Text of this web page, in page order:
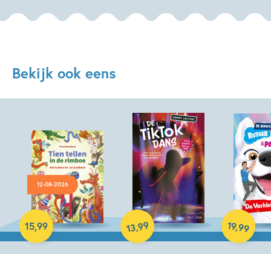
Bekijk ook eens
12-08-2026
15,99
Hardcover
13,99
Hardcover
19,99
Hardcover